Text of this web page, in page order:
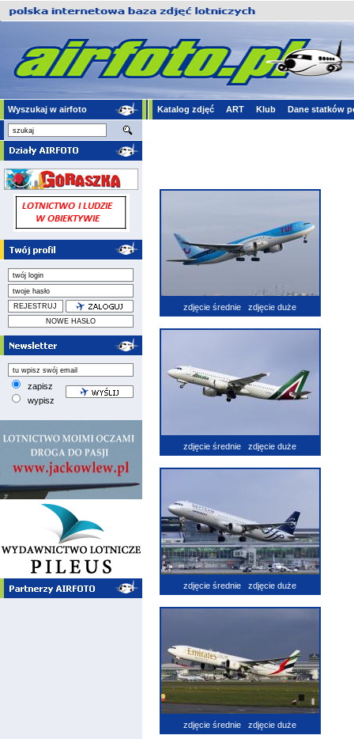
Wyszukaj w airfoto Katalog zdjęć ART Klub Dane statków
zapisz
wypisz
zdjęcie średnie zdjęcie duże
zdjęcie średnie zdjęcie duże
zdjęcie średnie zdjęcie duże
zdjęcie średnie zdjęcie duże